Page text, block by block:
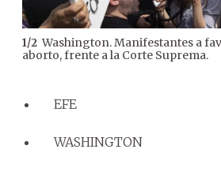
1/2 Washington. Manifestantes a
aborto, frente a la Corte Suprema.
EFE
WASHINGTON